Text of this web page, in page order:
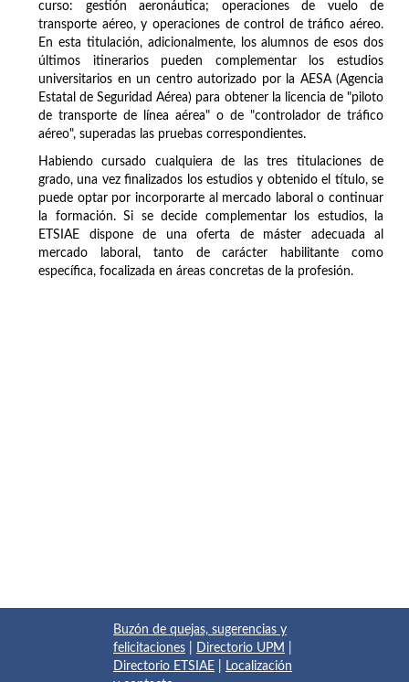
curso: gestión aeronáutica; operaciones de vuelo de
transporte aéreo, y operaciones de control de tráfico aéreo.
En esta titulación, adicionalmente, los alumnos de esos dos
últimos itinerarios pueden complementar los estudios
universitarios en un centro autorizado por la AESA (Agencia
Estatal de Seguridad Aérea) para obtener la licencia de "piloto
de transporte de línea aérea" o de "controlador de tráfico
aéreo", superadas las pruebas correspondientes.
Habiendo cursado cualquiera de las tres titulaciones de
grado, una vez finalizados los estudios y obtenido el título, se
puede optar por incorporarte al mercado laboral o continuar
la formación. Si se decide complementar los estudios, la
ETSIAE dispone de una oferta de máster adecuada al
mercado laboral, tanto de carácter habilitante como
específica, focalizada en áreas concretas de la profesión.
Buzón de quejas, sugerencias y
felicitaciones
Directorio UPM
Directorio ETSIAE
Localización